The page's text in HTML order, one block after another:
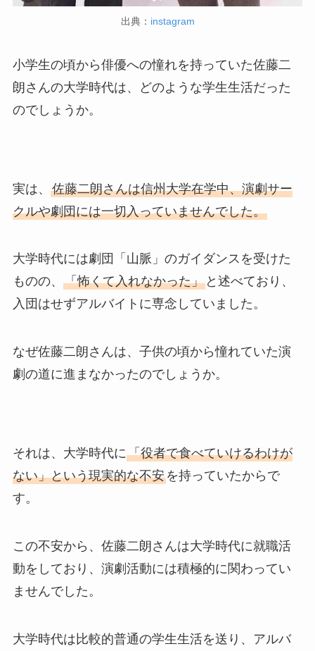
出典： instagram
小学生の頃から俳優への憧れを持っていた佐藤二
朗さんの大学時代は、どのような学生生活だった
のでしょうか。
実は、 佐藤二朗さんは信州大学在学中、演劇サー
クルや劇団には一切入っていませんでした。
大学時代には劇団「山脈」のガイダンスを受けた
ものの、 「怖くて入れなかった」と述べており、
入団はせずアルバイトに専念していました。
なぜ佐藤二朗さんは、子供の頃から憧れていた演
劇の道に進まなかったのでしょうか。
それは、大学時代に「役者で食べていけるわけが
ない」という現実的な不安を持っていたからで
す。
この不安から、佐藤二朗さんは大学時代に就職活
動をしており、演劇活動には積極的に関わってい
ませんでした。
大学時代は比較的普通の学生生活を送り、アルバ